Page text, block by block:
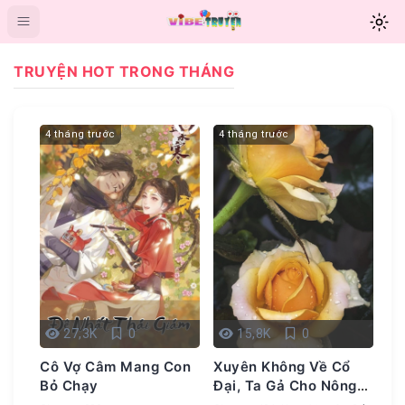
TRUYỆN HOT TRONG THÁNG
4 tháng trước
27,3K 0
Cô Vợ Câm Mang Con
Bỏ Chạy
4 tháng trước
15,8K 0
Xuyên Không Về Cổ
Đại, Ta Gả Cho Nông